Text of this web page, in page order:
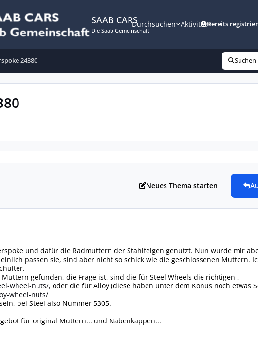
SAAB CARS
Die Saab Gemeinschaft
Durchsuchen AktivitätBereits
24380 Suchen
Neues Thema starten
und dafür die Radmuttern der Stahlfelgen genutzt. Nun wurde mir
passen sie, sind aber nicht so schick wie die geschlossenen Muttern.
gefunden, die Frage ist, sind die für Steel Wheels die richtigen ,
wheel-nuts/, oder die für Alloy (diese haben unter dem Konus noch etwas
wheel-nuts/
bei Steel also Nummer 5305.
für original Muttern... und Nabenkappen...